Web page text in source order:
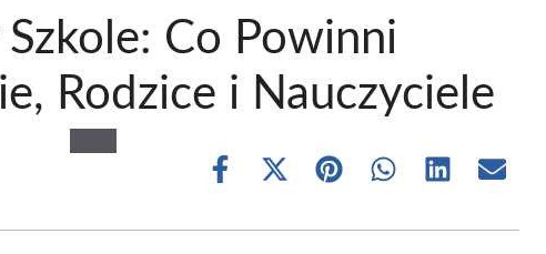
Co Powinni
Rodzice i Nauczyciele
Share
Share
(Twitter)
Share Share Share Share